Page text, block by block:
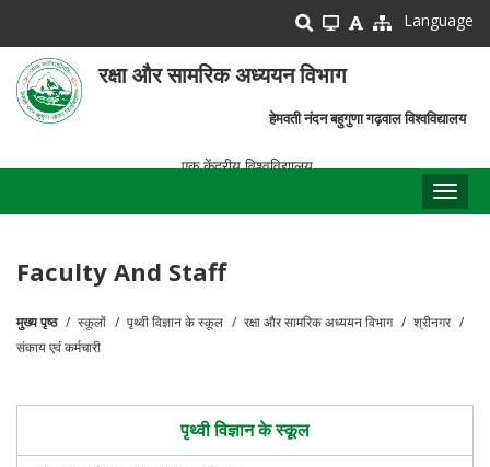
main
content
Language
रक्षा और सामरिक अध्ययन विभाग
हेमवती नंदन बहुगुणा गढ़वाल विश्वविद्यालय
एक केंद्रीय विश्वविद्यालय
Faculty And Staff
पग
मुख्य पृष्ठ स्कूलों पृथ्वी विज्ञान के स्कूल रक्षा और सामरिक अध्ययन विभाग
श्रीनगर
संकाय एवं कर्मचारी
पृथ्वी विज्ञान के स्कूल